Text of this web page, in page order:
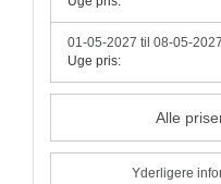
01-05-2027 til 08-05-2027
Uge pris:
Alle
Yderligere